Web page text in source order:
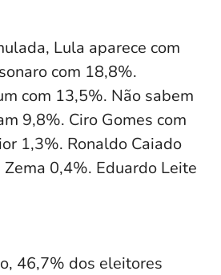
Lula aparece com
com 18,8%.
com 13,5%. Não sabem
9,8%. Ciro Gomes com
1,3%. Ronaldo Caiado
0,4%. Eduardo Leite
46,7% dos eleitores